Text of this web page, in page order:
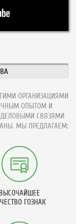
ОРГАНИЗАЦИЯМИ
ОПЫТОМ И
ДЕЛОВЫМИ СВЯЗЯМИ
МЫ ПРЕДЛАГАЕМ:
ВЫСОЧАЙШЕЕ
ГОЗНАК